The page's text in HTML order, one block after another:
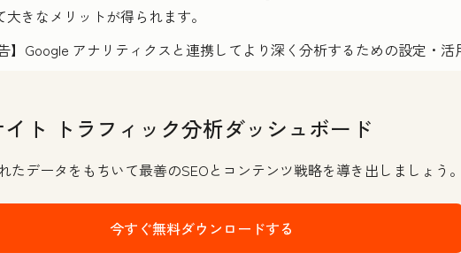
きなメリットが得られます。
イト トラフィック分析ダッシュボード
たデータをもちいて最善のSEOとコンテンツ戦略を導き出しましょう。
今すぐ無料ダウンロードする